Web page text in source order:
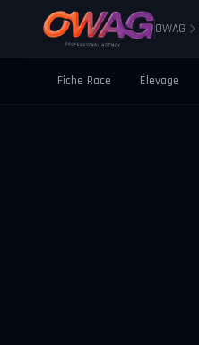
OWAG
Fiche Race Élevage